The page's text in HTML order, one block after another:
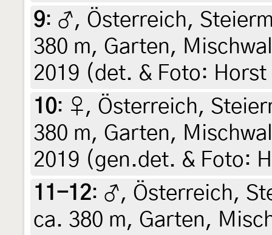
9: ♂, Österreich,
380 m, Garten,
2019 (det. & Foto:
10: ♀, Österreich,
380 m, Garten,
2019 (gen.det. & Foto:
11-12: ♂, Österreich,
ca. 380 m, Garten,